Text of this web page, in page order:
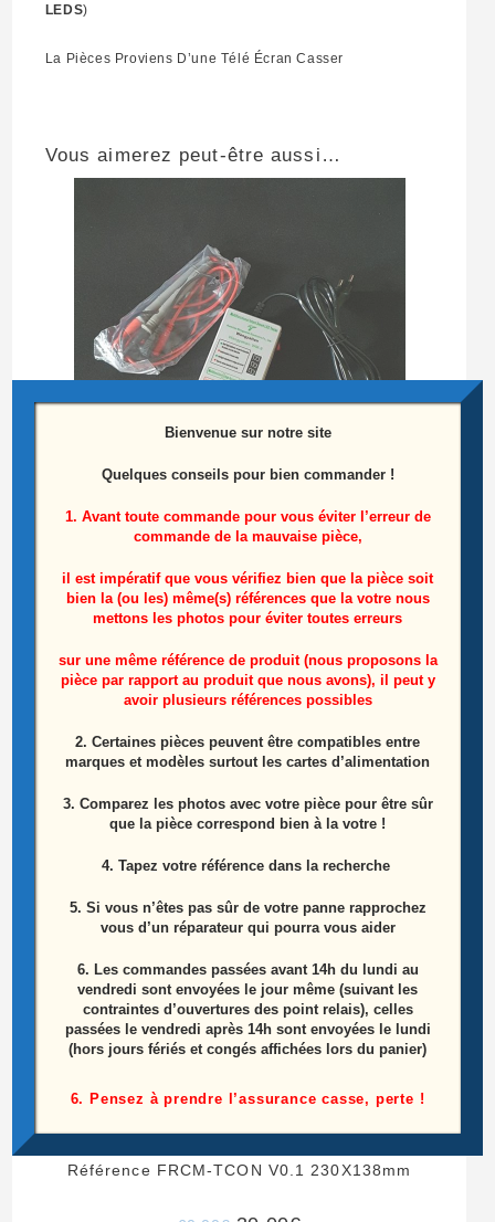
LEDS)
La Pièces Proviens D’une Télé Écran Casser
Vous aimerez peut-être aussi…
Testeur de barres LEDS
25,00€
Produits similaires
ÉPUISÉ
Référence FRCM-TCON V0.1 230X138mm
Bienvenue sur notre site
Quelques conseils pour bien commander !
1. Avant toute commande pour vous éviter l’erreur de
commande de la mauvaise pièce,
il est impératif que vous vérifiez bien que la pièce soit
bien la (ou les) même(s) références que la votre nous
mettons les photos pour éviter toutes erreurs
sur une même référence de produit (nous proposons la
pièce par rapport au produit que nous avons), il peut y
avoir plusieurs références possibles
2. Certaines pièces peuvent être compatibles entre
marques et modèles surtout les cartes d’alimentation
3. Comparez les photos avec votre pièce pour être sûr
que la pièce correspond bien à la votre !
4. Tapez votre référence dans la recherche
5. Si vous n’êtes pas sûr de votre panne rapprochez
vous d’un réparateur qui pourra vous aider
6. Les commandes passées avant 14h du lundi au
vendredi sont envoyées le jour même (suivant les
contraintes d’ouvertures des point relais), celles
passées le vendredi après 14h sont envoyées le lundi
(hors jours fériés et congés affichées lors du panier)
6. Pensez à prendre l’assurance casse, perte !